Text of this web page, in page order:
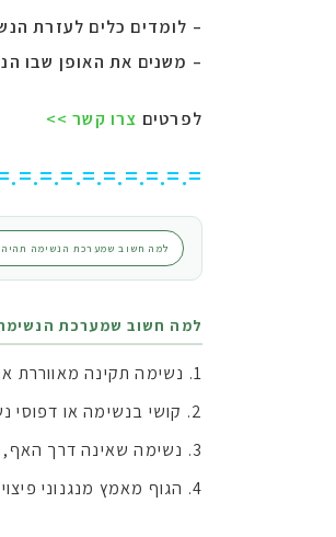
– לומדים כלים לעזרת
– משנים את האופן שבו הנשימה מתנהלת 24/7, ובכך מתקבל
לפרטים צרו קשר >>
למה חשוב שמערכת הנשימה תהיה
למה חשוב שמערכת
נשימה תקינה מאווררת
קושי בנשימה או דפוסי
נשימה שאינה דרך האף,
הגוף מאמץ מנגנוני